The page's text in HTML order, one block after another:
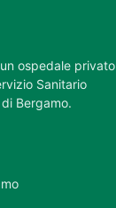
ospedale privato
Sanitario
Bergamo.